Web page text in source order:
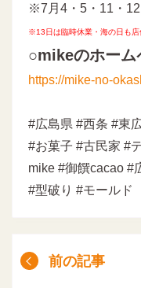
※7月4・5・11・12
※13日は臨時休業・海の日も店
○mikeのホーム
https://mike-no-
#広島県 #西条 #東
#お菓子 #古民家 #
mike #御饌cacao #
#型破り #モールド
前の記事